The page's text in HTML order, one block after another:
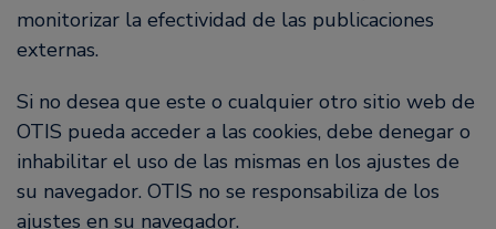
monitorizar la efectividad de las publicaciones
externas.
Si no desea que este o cualquier otro sitio web de
OTIS pueda acceder a las cookies, debe denegar o
inhabilitar el uso de las mismas en los ajustes de
su navegador. OTIS no se responsabiliza de los
ajustes en su navegador.